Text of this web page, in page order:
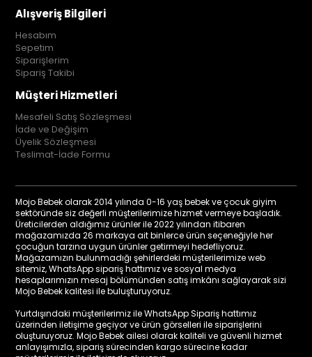
Alışveriş Bilgileri
Hesabım
Sepetim
Siparişlerim
Sipariş Takibi
Müşteri Hizmetleri
Mesafeli Satış Sözleşmesi
İade ve Değişim
Üyelik Sözleşmesi
Teslimat-İade Formu
Mojo Bebek olarak 2014 yılında 0-16 yaş bebek ve çocuk giyim
sektöründe siz değerli müşterilerimize hizmet vermeye başladık.
Üreticilerden aldığımız ürünler ile 2022 yılından itibaren
mağazamızda 26 markaya ait binlerce ürün seçeneğiyle her
çocuğun tarzına uygun ürünler getirmeyi hedefliyoruz.
Mağazamızın bulunmadığı şehirlerdeki müşterilerimize web
sitemiz, WhatsApp sipariş hattımız ve sosyal medya
hesaplarımızın mesaj bölümünden satış imkânı sağlayarak sizi
Mojo Bebek kalitesi ile buluşturuyoruz.
Yurtdışındaki müşterilerimiz ile WhatsApp Sipariş hattımız
üzerinden iletişime geçiyor ve ürün görselleri ile siparişlerini
oluşturuyoruz. Mojo Bebek ailesi olarak kaliteli ve güvenli hizmet
anlayışımızla, sipariş sürecinden kargo sürecine kadar